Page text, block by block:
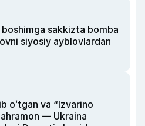
boshimga sakkizta bomba
siyosiy ayblovlardan
oʻtgan va “Izvarino
— Ukraina